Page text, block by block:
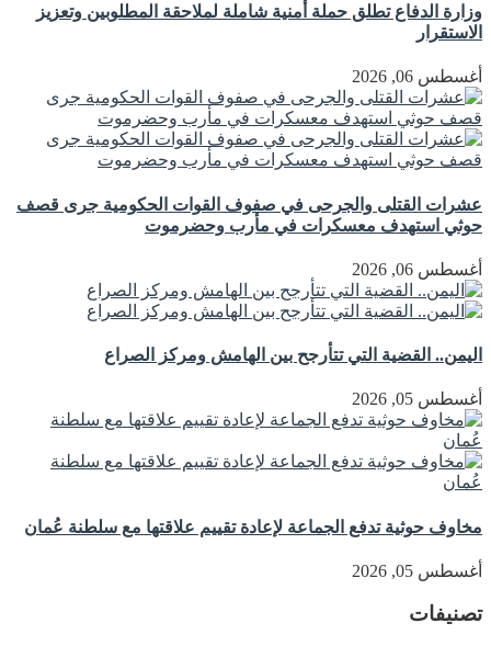
وزارة الدفاع تطلق حملة أمنية شاملة لملاحقة المطلوبين وتعزيز
الاستقرار
أغسطس 06, 2026
عشرات القتلى والجرحى في صفوف القوات الحكومية جرى قصف
حوثي استهدف معسكرات في مأرب وحضرموت
أغسطس 06, 2026
اليمن.. القضية التي تتأرجح بين الهامش ومركز الصراع
أغسطس 05, 2026
مخاوف حوثية تدفع الجماعة لإعادة تقييم علاقتها مع سلطنة عُمان
أغسطس 05, 2026
تصنيفات